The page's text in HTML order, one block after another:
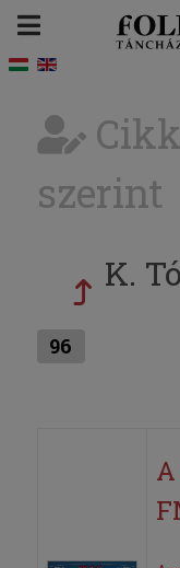
szerint
K.
96